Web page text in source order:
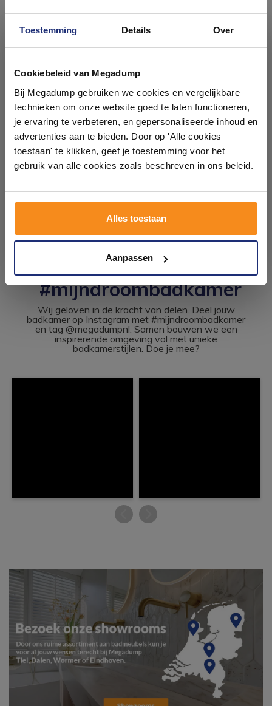
Toestemming Details Over
Cookiebeleid van Megadump
Bij Megadump gebruiken we cookies en vergelijkbare
technieken om onze website goed te laten functioneren,
je ervaring te verbeteren, en gepersonaliseerde inhoud en
advertenties aan te bieden. Door op 'Alle cookies
toestaan' te klikken, geef je toestemming voor het
gebruik van alle cookies zoals beschreven in ons beleid.
Alles toestaan
Aanpassen
Inclusief Vloerflens 80x7 cm
Zero Tegelinlegrooster
Omkeerbaar
246,84
204,00
Drain met los sifon en
DESIGN rooster 7cm breed
(30 t/m 200cm)
99,95
#mijndroombadkamer
Wij geloven in de kracht van delen. Deel jouw
badkamer op Instagram met #mijndroombadkamer
en tag @megadumpnl. Samen bouwen we een
inspirerende omgeving vol met unieke
badkamerstijlen. Doe je mee?
badkamers in onze 1000 m²
showroom
Laat je inspireren door 21 volledig ingerichte
badkameropstellingen – van compact tot luxe. Onze
ervaren adviseurs helpen je persoonlijk, en je vindt
tegels & sanitair direct uit voorraad. Gratis parkeren
op eigen terrein.
Kom langs en ervaar zelf het verschil!